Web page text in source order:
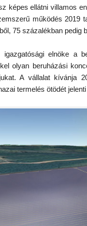
képes ellátni villamos
működés 2019
75 százalékban pedig
elnöke a
olyan beruházási
A vállalat kívánja
termelés ötödét